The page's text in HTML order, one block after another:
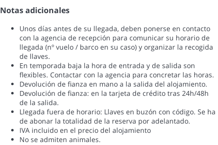
Notas adicionales
Unos días antes de su llegada, deben ponerse en contacto
con la agencia de recepción para comunicar su horario de
llegada (nº vuelo / barco en su caso) y organizar la recogida
de llaves.
En temporada baja la hora de entrada y de salida son
flexibles. Contactar con la agencia para concretar las horas.
Devolución de fianza en mano a la salida del alojamiento.
Devolución de fianza: en la tarjeta de crédito tras 24h/48h
de la salida.
Llegada fuera de horario: Llaves en buzón con código. Se ha
de abonar la totalidad de la reserva por adelantado.
IVA incluido en el precio del alojamiento
No se admiten animales.